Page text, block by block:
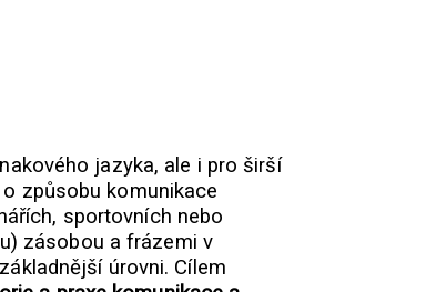
jazyka, ale i pro širší
způsobu komunikace
sportovních nebo
zásobou a frázemi v
úrovni. Cílem